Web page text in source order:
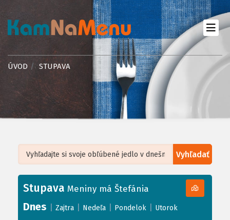
ÚVOD STUPAVA
Vyhľadať
+
−
Leaflet| ©OpenStreetMap, Tiles courtesy ofHumanitarian OpenStreetMap
Stupava Meniny má Štefánia
Dnes Zajtra Nedeľa Pondelok Utorok